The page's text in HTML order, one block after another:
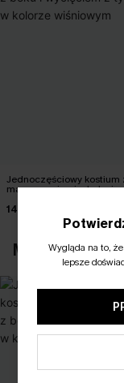
Jednoczęściowy kostium
marszczeniami z boku i
wiśniowym
140,00 zł
MOŻESZWygląda na to,
lepsze